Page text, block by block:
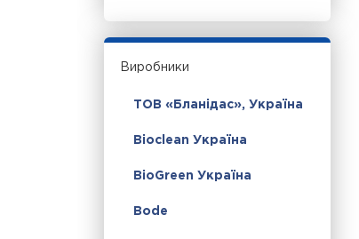
Виробники
ТОВ «Бланідас», Україна
Bioclean Україна
BioGreen Україна
Bode